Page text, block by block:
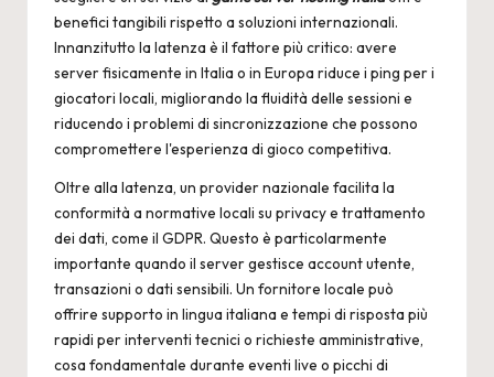
benefici tangibili rispetto a soluzioni internazionali.
Innanzitutto la latenza è il fattore più critico: avere
server fisicamente in Italia o in Europa riduce i ping per i
giocatori locali, migliorando la fluidità delle sessioni e
riducendo i problemi di sincronizzazione che possono
compromettere l'esperienza di gioco competitiva.
Oltre alla latenza, un provider nazionale facilita la
conformità a normative locali su privacy e trattamento
dei dati, come il GDPR. Questo è particolarmente
importante quando il server gestisce account utente,
transazioni o dati sensibili. Un fornitore locale può
offrire supporto in lingua italiana e tempi di risposta più
rapidi per interventi tecnici o richieste amministrative,
cosa fondamentale durante eventi live o picchi di